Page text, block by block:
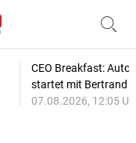
CEO Breakfast:
startet mit Bertrand
07.08.2026, 12:05